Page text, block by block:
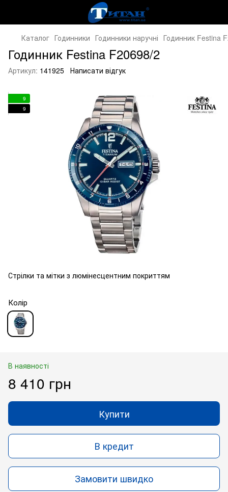
Каталог Годинники Годинники наручні Годинник Festina
Годинник Festina F20698/2
Артикул: 141925 Написати відгук
9
9
Стрілки та мітки з люмінесцентним покриттям
Колір
В наявності
8 410 грн
Купити
В кредит
Замовити швидко